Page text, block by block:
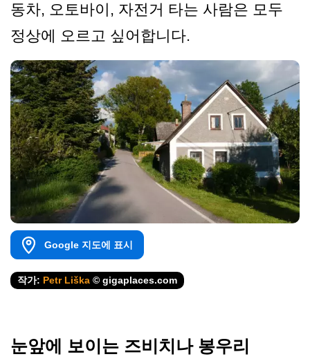
동차, 오토바이, 자전거 타는 사람은 모두
정상에 오르고 싶어합니다.
Google 지도에 표시
작가: Petr Liška © gigaplaces.com
눈앞에 보이는 즈비치나 봉우리